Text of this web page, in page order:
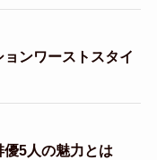
ンワーストスタイ
優5人の魅力とは